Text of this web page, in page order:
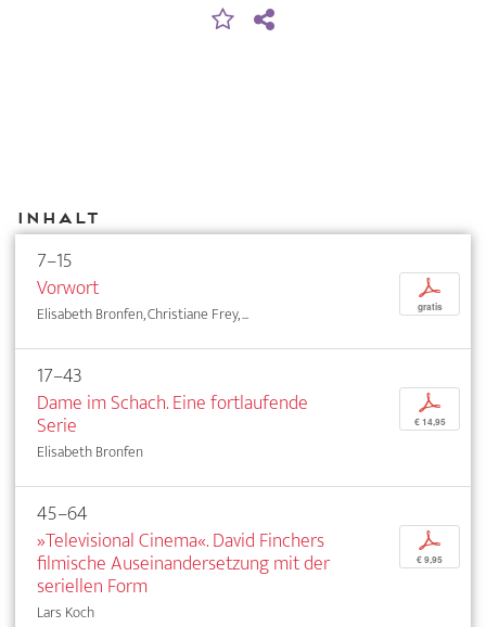
Inhalt
7–15
Vorwort
Elisabeth Bronfen, Christiane Frey, ...
p
gratis
17–43
Dame im Schach. Eine fortlaufende
Serie
Elisabeth Bronfen
p
€ 14,95
45–64
»Televisional Cinema«. David Finchers
filmische Auseinandersetzung mit der
seriellen Form
Lars Koch
p
€ 9,95